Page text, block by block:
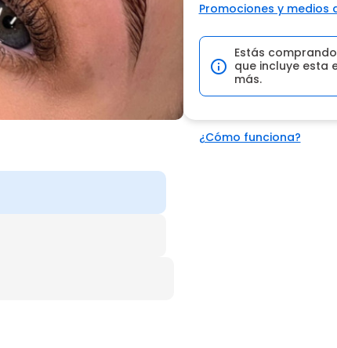
Promociones y medios
Estás
que incluye esta
más.
¿Cómo funciona?